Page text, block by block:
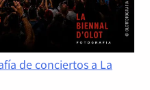
de conciertos a La